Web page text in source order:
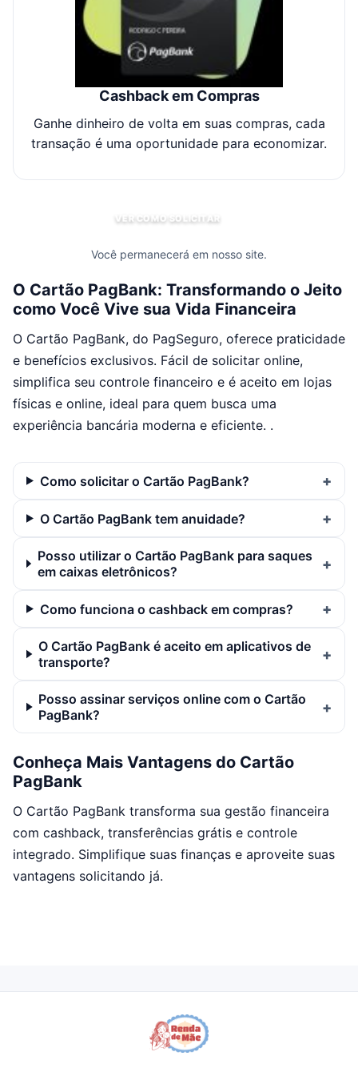
Cashback em Compras
Ganhe dinheiro de volta em suas compras, cada
transação é uma oportunidade para economizar.
VER COMO SOLICITAR
Você permanecerá em nosso site.
O Cartão PagBank: Transformando o Jeito
como Você Vive sua Vida Financeira
O Cartão PagBank, do PagSeguro, oferece praticidade
e benefícios exclusivos. Fácil de solicitar online,
simplifica seu controle financeiro e é aceito em lojas
físicas e online, ideal para quem busca uma
experiência bancária moderna e eficiente. .
Como solicitar o Cartão PagBank?
O Cartão PagBank tem anuidade?
Posso utilizar o Cartão PagBank para saques
em caixas eletrônicos?
Como funciona o cashback em compras?
O Cartão PagBank é aceito em aplicativos de
transporte?
Posso assinar serviços online com o Cartão
PagBank?
Conheça Mais Vantagens do Cartão
PagBank
O Cartão PagBank transforma sua gestão financeira
com cashback, transferências grátis e controle
integrado. Simplifique suas finanças e aproveite suas
vantagens solicitando já.